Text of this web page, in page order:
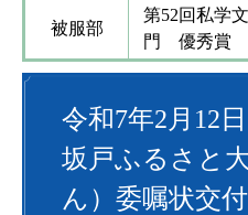
被服部
第52回私学
門 優秀賞
令和7年2月12日
坂戸ふるさと
ん）委嘱状交